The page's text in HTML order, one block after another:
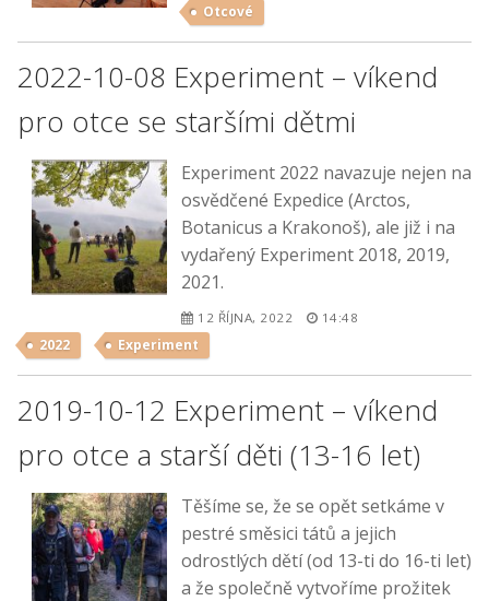
Otcové
2022-10-08 Experiment – víkend
pro otce se staršími dětmi
Experiment 2022 navazuje nejen na
osvědčené Expedice (Arctos,
Botanicus a Krakonoš), ale již i na
vydařený Experiment 2018, 2019,
2021.
12 ŘÍJNA, 2022 14:48
2022 Experiment
2019-10-12 Experiment – víkend
pro otce a starší děti (13-16 let)
Těšíme se, že se opět setkáme v
pestré směsici tátů a jejich
odrostlých dětí (od 13-ti do 16-ti let)
a že společně vytvoříme prožitek